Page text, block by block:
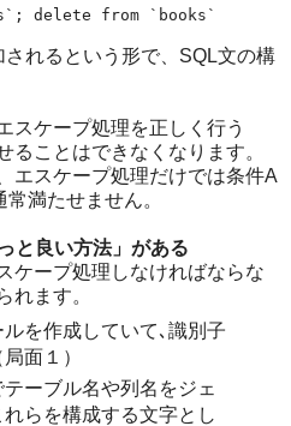
delete from `books`
れるという形で、SQL文の構
スケープ処理を正しく行う
ることはできなくなります。
エスケープ処理だけでは条件A
満たせません。
と良い方法」がある
ケープ処理しなければならな
れます。
を作成していて､識別子
面１）
ーブル名や列名をジェ
らを構成する文字とし